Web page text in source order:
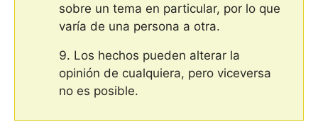
sobre un tema en particular, por lo que
varía de una persona a otra.
Los hechos pueden alterar la
opinión de cualquiera, pero viceversa
no es posible.